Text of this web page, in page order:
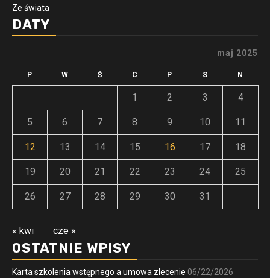
Ze świata
DATY
maj 2025
P W Ś C P S N
1 2 3 4
5 6 7 8 9 10 11
12 13 14 15 16 17 18
19 20 21 22 23 24 25
26 27 28 29 30 31
« kwi cze »
OSTATNIE WPISY
Karta szkolenia wstępnego a umowa zlecenie 06/22/2026